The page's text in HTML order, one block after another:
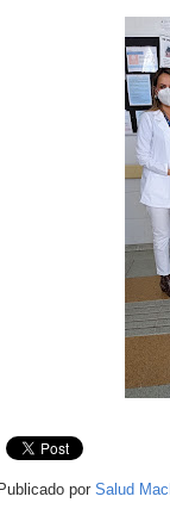
Publicado por Salud